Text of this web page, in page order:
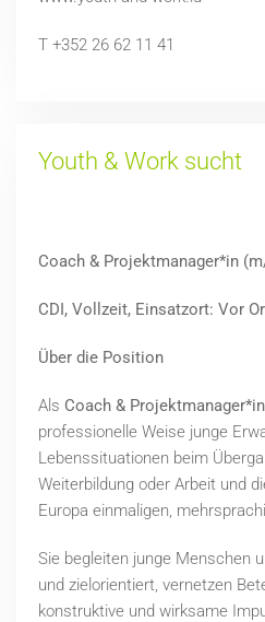
T +352 26 62 11 41
Youth & Work sucht
Coach & Projektmanager*in
CDI, Vollzeit, Einsatzort: Vor
Über die Position
Als Coach & Projektmanager*in
professionelle Weise junge
Lebenssituationen beim
Weiterbildung oder Arbeit und
Europa einmaligen,
Sie begleiten junge Menschen
und zielorientiert, vernetzen
konstruktive und wirksame